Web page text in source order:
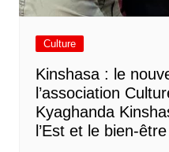
Culture
Kinshasa : le
l’association
Kyaghanda
l’Est et le bien-